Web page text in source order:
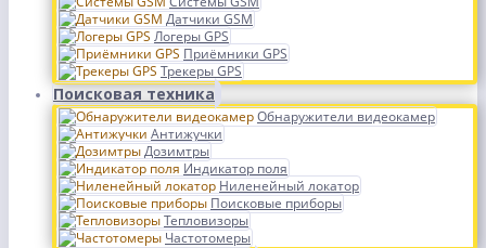
Датчики GSM
Логеры GPS
Приёмники GPS
Трекеры GPS
Поисковая техника
Обнаружители видеокамер
Антижучки
Дозимтры
Индикатор поля
Ниленейный локатор
Поисковые приборы
Тепловизоры
Частотомеры